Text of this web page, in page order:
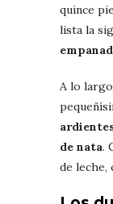
quince
lista la
A lo
de nata.
de leche,